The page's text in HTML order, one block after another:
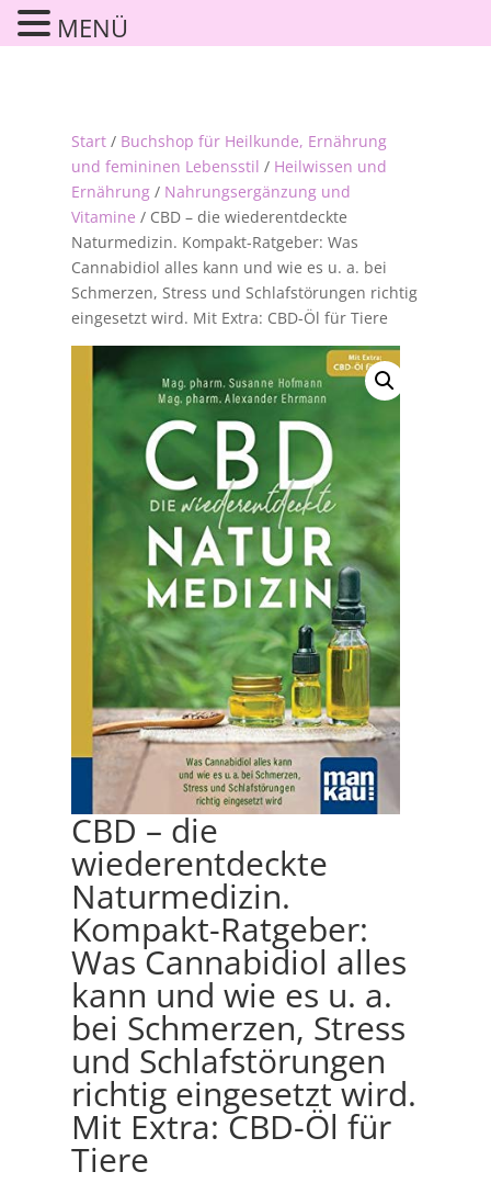
Start/ Buchshop für Heilkunde, Ernährung
und femininen Lebensstil / Heilwissen und
Ernährung/ Nahrungsergänzung und
Vitamine / CBD – die wiederentdeckte
Naturmedizin. Kompakt-Ratgeber: Was
Cannabidiol alles kann und wie es u. a. bei
Schmerzen, Stress und Schlafstörungen richtig
eingesetzt wird. Mit Extra: CBD-Öl für Tiere
CBD – die
wiederentdeckte
Naturmedizin.
Kompakt-Ratgeber:
Was Cannabidiol alles
kann und wie es u. a.
bei Schmerzen, Stress
und Schlafstörungen
richtig eingesetzt wird.
Mit Extra: CBD-Öl für
Tiere
MENÜ